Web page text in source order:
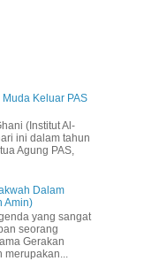
Keluar PAS
(Institut Al-
ini dalam tahun
Agung PAS,
Dalam
Amin)
yang sangat
seorang
Gerakan
merupakan...